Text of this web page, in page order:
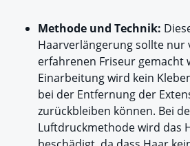
Methode und Technik:
Haarverlängerung sollte nur
erfahrenen Friseur gemacht
Einarbeitung wird kein
bei der Entfernung der
zurückbleiben können. Bei
Luftdruckmethode wird das